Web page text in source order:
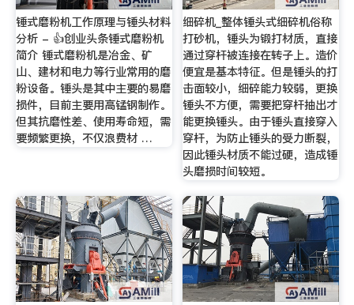
锤式磨粉机工作原理与锤头材料
分析 - 👍创业头条锤式磨粉机
简介 锤式磨粉机是冶金、矿
山、建材和电力等行业常用的磨
粉设备。锤头是其中主要的易磨
损件，目前主要用高锰钢制作。
但其抗磨性差、使用寿命短，需
要频繁更换，不仅浪费材 …
细碎机_整体锤头式细碎机俗称
打砂机，锤头为锻打材质，直接
通过穿杆被连接在转子上。造价
便宜是基本特征。但是锤头的打
击面较小，细碎能力较弱，更换
锤头不方便，需要把穿杆抽出才
能更换锤头。由于锤头直接穿入
穿杆，为防止锤头的受力断裂，
因此锤头材质不能过硬，造成锤
头磨损时间较短。